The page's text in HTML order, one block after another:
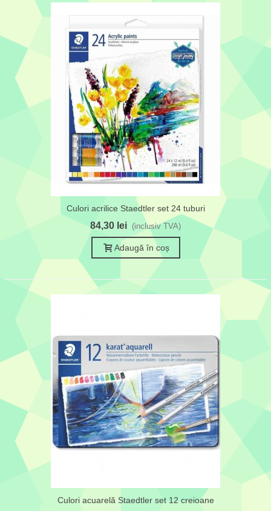
Culori acrilice Staedtler set 24 tuburi
84,30 lei (inclusiv TVA)
Adaugă în coș
Culori acuarelă Staedtler set 12 creioane